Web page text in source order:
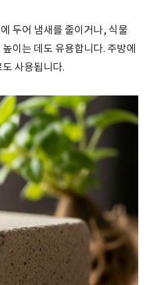
두어 냄새를 줄이거나, 식물
이는 데도 유용합니다. 주방에
사용됩니다.